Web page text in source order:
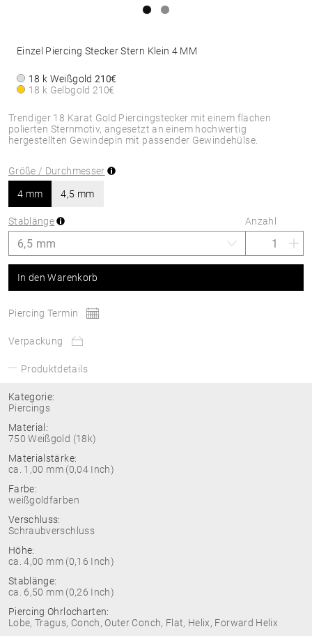
Trendiger 18 Karat Gold Piercingstecker mit einem flachen
polierten Sternmotiv, angesetzt an einem hochwertig
hergestellten Gewindepin mit passender Gewindehülse.
Einzel Piercing Stecker Stern Klein 4 MM
18 k Weißgold 210€
18 k Gelbgold 210€
Größe / Durchmesser
4 mm 4,5 mm
Stablänge Anzahl
In den Warenkorb
Piercing Termin
Verpackung
Produktdetails
Kategorie:
Piercings
Material:
750 Weißgold (18k)
Materialstärke:
ca. 1,00 mm (0,04 Inch)
Farbe:
weißgoldfarben
Verschluss:
Schraubverschluss
Höhe:
ca. 4,00 mm (0,16 Inch)
Stablänge:
ca. 6,50 mm (0,26 Inch)
Piercing Ohrlocharten:
Lobe, Tragus, Conch, Outer Conch, Flat, Helix, Forward Helix